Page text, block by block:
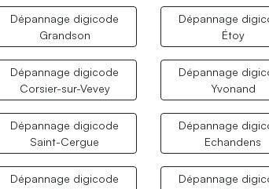
Dépannage digicode
Grandson
Dépannage
Étoy
Dépannage digicode
Corsier-sur-Vevey
Dépannage
Yvonand
Dépannage digicode
Saint-Cergue
Dépannage
Echandens
Dépannage digicode
Dépannage